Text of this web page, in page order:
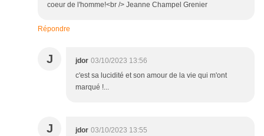
coeur de l'homme!<br /> Jeanne Champel Grenier
Répondre
J jdor 03/10/2023 13:56
c'est sa lucidité et son amour de la vie qui m'ont
marqué !...
J jdor 03/10/2023 13:55